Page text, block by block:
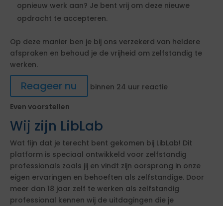
opnieuw werk aan? Je bent vrij om deze nieuwe
opdracht te accepteren.
Op deze manier ben je bij ons verzekerd van heldere
afspraken en behoud je de vrijheid om zelfstandig te
werken.
Reageer nu
binnen 24 uur reactie
Even voorstellen
Wij zijn LibLab
Wat fijn dat je terecht bent gekomen bij LibLab! Dit
platform is speciaal ontwikkeld voor zelfstandig
professionals zoals jij en vindt zijn oorsprong in onze
eigen ervaringen en behoeften als zelfstandige. Door
meer dan 18 jaar zelf te werken als zelfstandig
professional kennen wij de uitdagingen die je